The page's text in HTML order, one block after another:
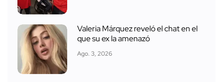
Valeria Márquez reveló el chat en el
que su ex la amenazó
Ago. 3, 2026